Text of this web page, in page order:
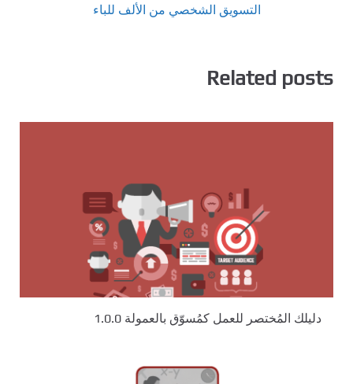
التسويق الشخصي من الألف للباء
Related posts
دليلك المُختصر للعمل كمُسوّق بالعمولة 1.0.0